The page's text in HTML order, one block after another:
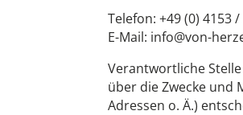
Telefon: +49 (0) 4153
E-Mail: info@von-
Verantwortliche
über die Zwecke und
Adressen o. Ä.)